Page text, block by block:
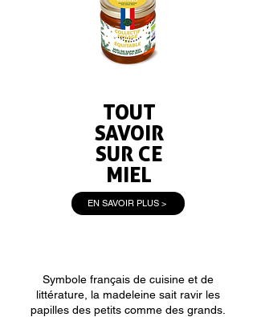
EN SAVOIR PLUS >
TOUT
SAVOIR
SUR CE
MIEL
Symbole français de cuisine et de
littérature, la madeleine sait ravir les
papilles des petits comme des grands.